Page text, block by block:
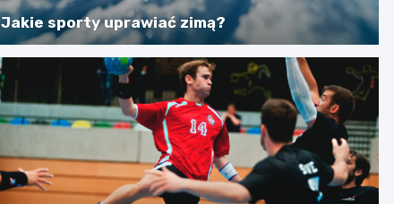
Jakie sporty uprawiać zimą?